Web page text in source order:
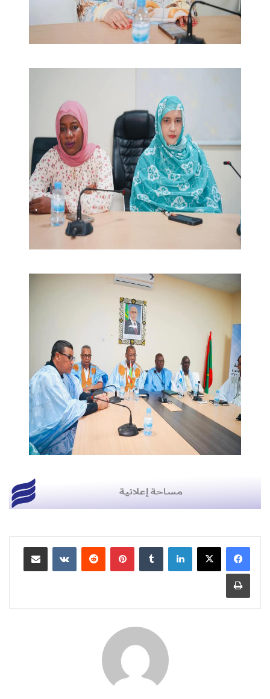
لينكدإن بينتيريست مشاركة عبر البريد
طباعة